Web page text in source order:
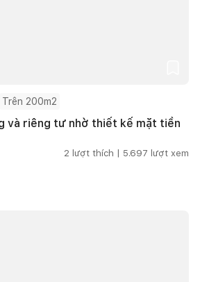
Trên 200m2
và riêng tư nhờ thiết kế mặt tiền
2 lượt thích | 5.697 lượt xem